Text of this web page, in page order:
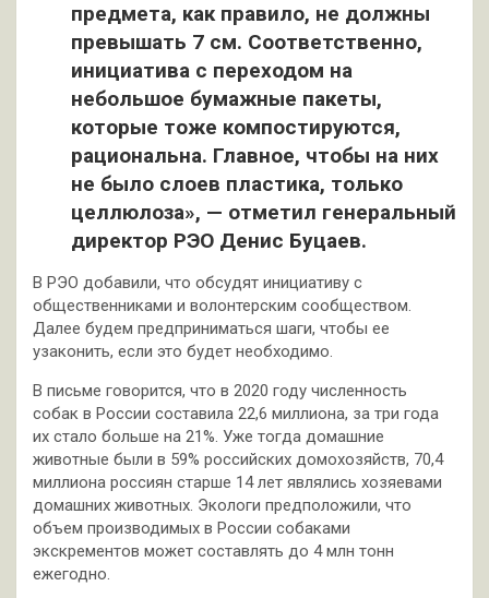
предмета, как правило, не должны
превышать 7 см. Соответственно,
инициатива с переходом на
небольшое бумажные пакеты,
которые тоже компостируются,
рациональна. Главное, чтобы на них
не было слоев пластика, только
целлюлоза», — отметил генеральный
директор РЭО Денис Буцаев.
В РЭО добавили, что обсудят инициативу с
общественниками и волонтерским сообществом.
Далее будем предприниматься шаги, чтобы ее
узаконить, если это будет необходимо.
В письме говорится, что в 2020 году численность
собак в России составила 22,6 миллиона, за три года
их стало больше на 21%. Уже тогда домашние
животные были в 59% российских домохозяйств, 70,4
миллиона россиян старше 14 лет являлись хозяевами
домашних животных. Экологи предположили, что
объем производимых в России собаками
экскрементов может составлять до 4 млн тонн
ежегодно.